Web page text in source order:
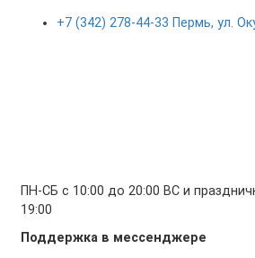
+7 (342) 278-44-33 Пермь, ул.
ПН-СБ с 10:00 до 20:00 ВС и
19:00
Поддержка в мессенджере